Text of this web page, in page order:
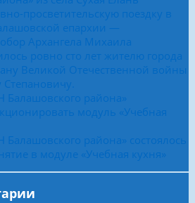
просветительскую поездку в
епархии —
Архангела Михаила
ровно сто лет жителю города
Великой Отечественной войны
района»
модуль «Учебная
района» состоялось
в модуле «Учебная кухня»